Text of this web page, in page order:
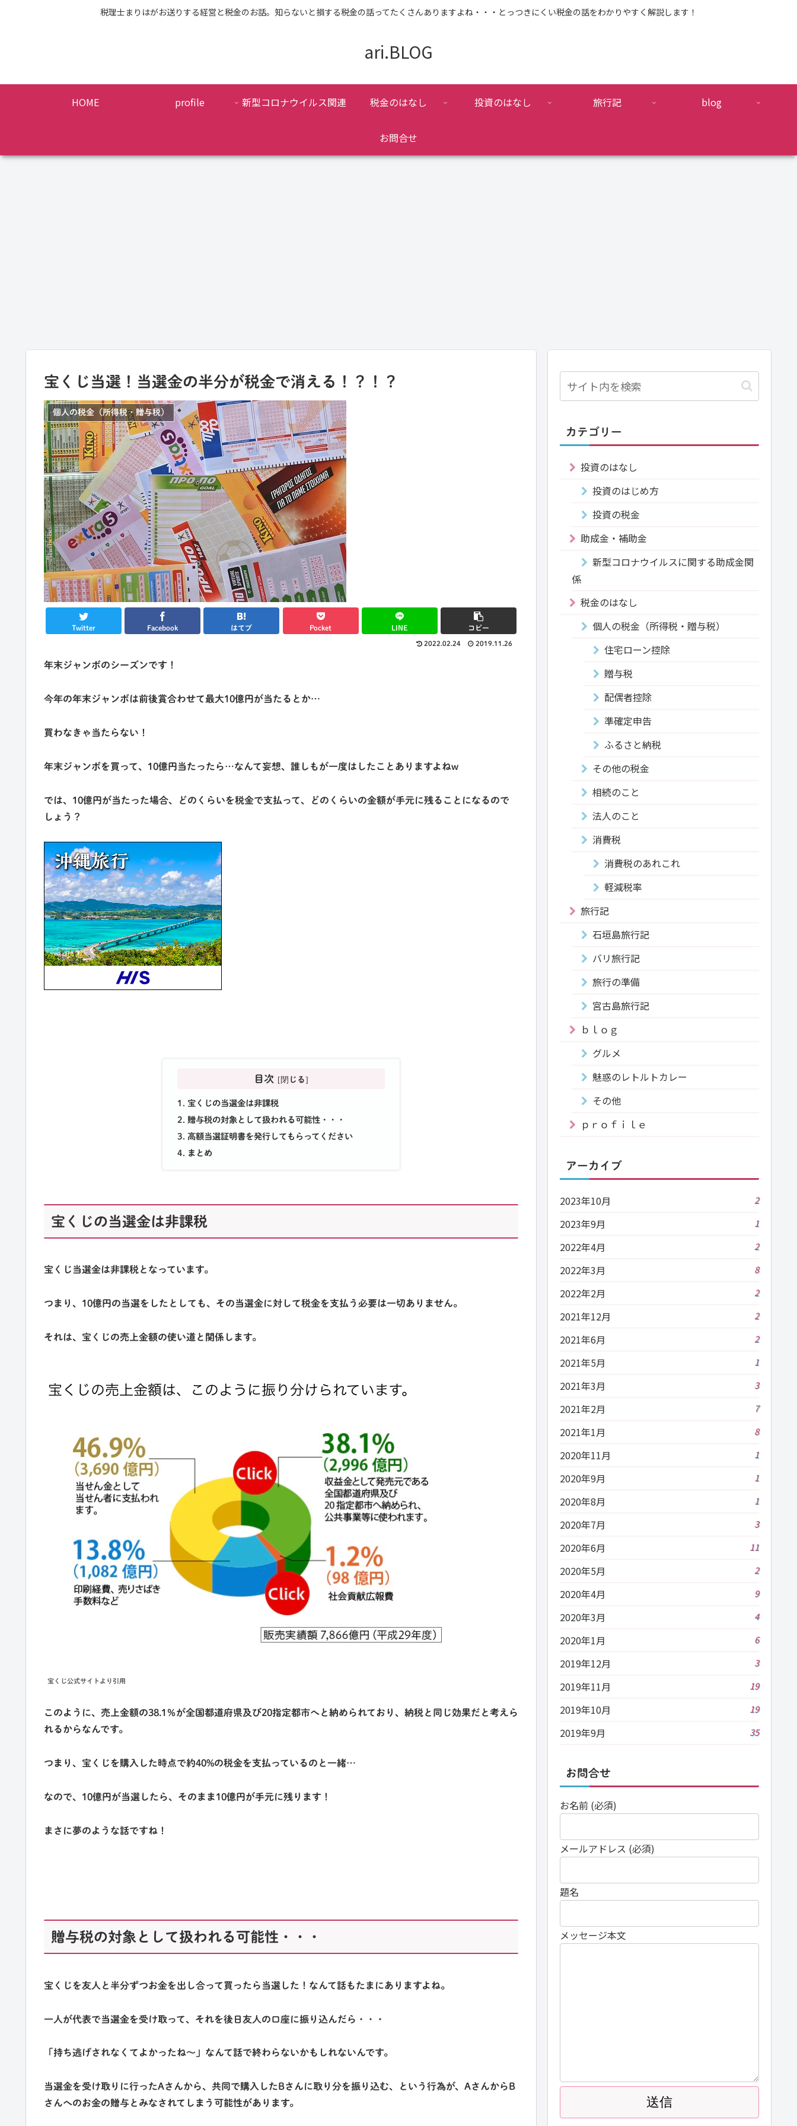
税理士まりはがお送りする経営と税金のお話。知らないと損する税金の話ってたくさんありますよね・・・とっつきにくい税金の話をわかりやすく解説します！
ari.BLOG
HOME profile 新型コロナウイルス関連 税金のはなし 投資のはなし 旅行記 blog
お問合せ
宝くじ当選！当選金の半分が税金で消える！？！？
個人の税金（所得税・贈与税）
Twitter Facebook はてブ Pocket LINE コピー
2022.02.24 2019.11.26
年末ジャンボのシーズンです！
今年の年末ジャンボは前後賞合わせて最大10億円が当たるとか…
買わなきゃ当たらない！
年末ジャンボを買って、10億円当たったら…なんて妄想、誰しもが一度はしたことありますよねw
では、10億円が当たった場合、どのくらいを税金で支払って、どのくらいの金額が手元に残ることになるので
しょう？
目次
宝くじの当選金は非課税
贈与税の対象として扱われる可能性・・・
高額当選証明書を発行してもらってください
まとめ
宝くじの当選金は非課税
宝くじ当選金は非課税となっています。
つまり、10億円の当選をしたとしても、その当選金に対して税金を支払う必要は一切ありません。
それは、宝くじの売上金額の使い道と関係します。
宝くじ公式サイトより引用
このように、売上金額の38.1％が全国都道府県及び20指定都市へと納められており、 納税と同じ効果だと考えら
れるからなんです。
つまり、宝くじを購入した時点で約40%の税金を支払っているのと一緒…
なので、10億円が当選したら、そのまま10億円が手元に残ります！
まさに夢のような話ですね！
贈与税の対象として扱われる可能性・・・
宝くじを友人と半分ずつお金を出し合って買ったら当選した！なんて話もたまにありますよね。
一人が代表で当選金を受け取って、それを後日友人の口座に振り込んだら・・・
「持ち逃げされなくてよかったね～」なんて話で終わらないかもしれないんです。
当選金を受け取りに行ったAさんから、共同で購入したBさんに取り分を振り込む、という行為が、 AさんからB
さんへのお金の贈与とみなされてしまう可能性があります。
カテゴリー
投資のはなし
投資のはじめ方
投資の税金
助成金・補助金
新型コロナウイルスに関する助成金関
係
税金のはなし
個人の税金（所得税・贈与税）
住宅ローン控除
贈与税
配偶者控除
準確定申告
ふるさと納税
その他の税金
相続のこと
法人のこと
消費税
消費税のあれこれ
軽減税率
旅行記
石垣島旅行記
バリ旅行記
旅行の準備
宮古島旅行記
ｂｌｏｇ
グルメ
魅惑のレトルトカレー
その他
ｐｒｏｆｉｌｅ
アーカイブ
2023年10月 2
2023年9月 1
2022年4月 2
2022年3月 8
2022年2月 2
2021年12月 2
2021年6月 2
2021年5月 1
2021年3月 3
2021年2月 7
2021年1月 8
2020年11月 1
2020年9月 1
2020年8月 1
2020年7月 3
2020年6月 11
2020年5月 2
2020年4月 9
2020年3月 4
2020年1月 6
2019年12月 3
2019年11月 19
2019年10月 19
2019年9月 35
お問合せ
お名前 (必須)
メールアドレス (必須)
題名
メッセージ本文